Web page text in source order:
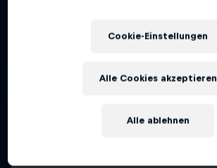
Cookie-Einstellungen
Alle ablehnen
Alle Cookies akzeptieren